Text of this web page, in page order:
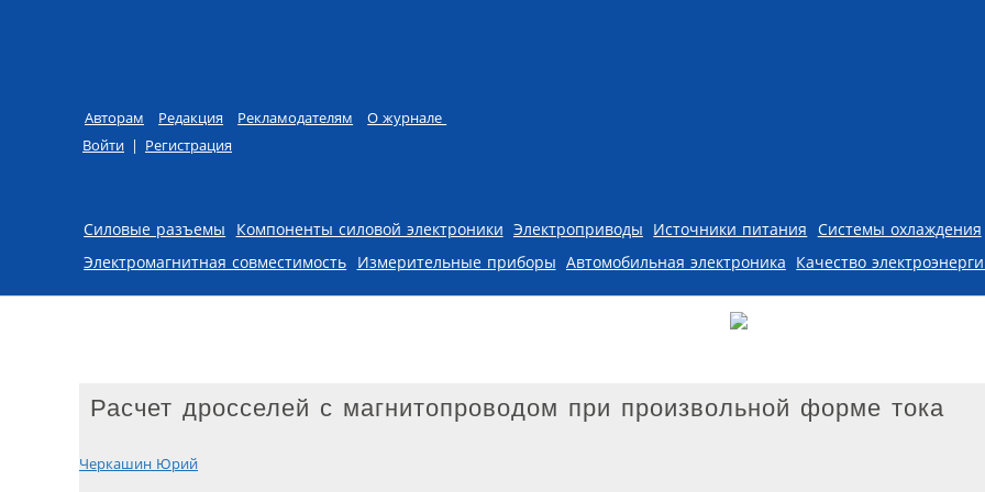
Авторам Редакция Рекламодателям
О журнале
Войти | Регистрация
Skip to content
Силовые разъемы Компоненты силовой электроники Электроприводы Источники питания Системы охлаждения
Электромагнитная совместимость Измерительные приборы Автомобильная электроника Качество
Расчет дросселей с магнитопроводом при произвольной форме тока
Черкашин Юрий